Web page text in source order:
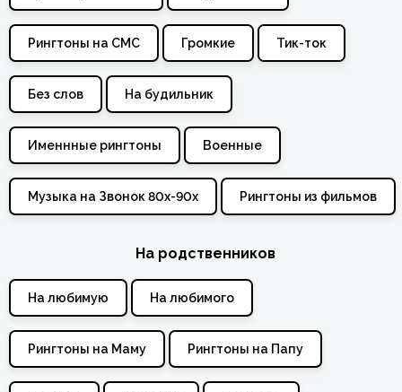
Рингтоны на СМС Громкие Тик-ток
Без слов На будильник
Именнные рингтоны Военные
Музыка на Звонок 80х-90х Рингтоны из фильмов
На родственников
На любимую На любимого
Рингтоны на Маму Рингтоны на Папу